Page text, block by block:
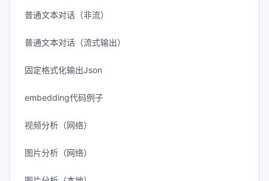
普通文本对话（非流）
普通文本对话（流式输出）
固定格式化输出Json
embedding代码例子
视频分析（网络）
图片分析（网络）